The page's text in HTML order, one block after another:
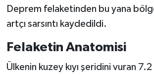
Deprem felaketinden bu yana
artçı sarsıntı kaydedildi.
Felaketin Anatomisi
Ülkenin kuzey kıyı şeridini vuran